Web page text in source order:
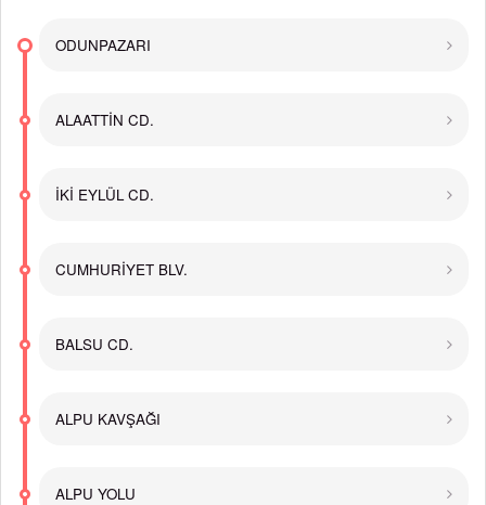
ODUNPAZARI
ALAATTİN CD.
İKİ EYLÜL CD.
CUMHURİYET BLV.
BALSU CD.
ALPU KAVŞAĞI
ALPU YOLU